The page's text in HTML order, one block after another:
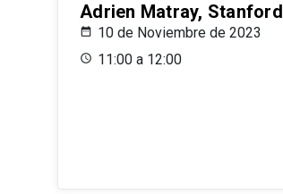
Adrien Matray, Stanford
10 de Noviembre de 2023
11:00 a 12:00